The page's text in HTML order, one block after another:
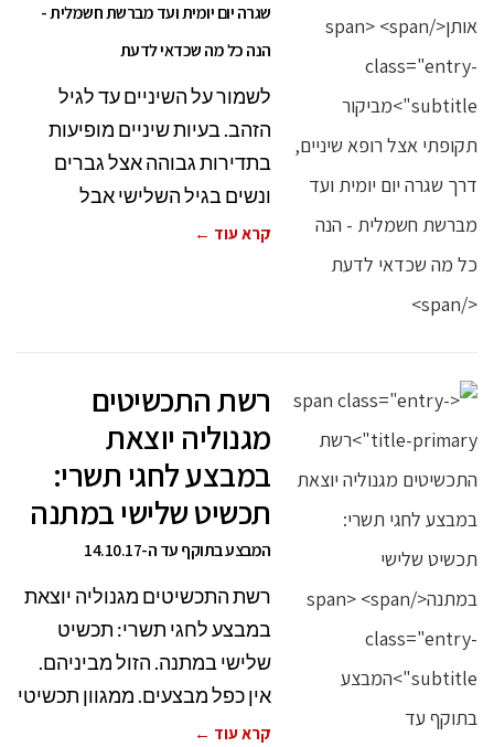
שגרה יום יומית ועד מברשת חשמלית -
הנה כל מה שכדאי לדעת
לשמור על השיניים עד לגיל
הזהב. בעיות שיניים מופיעות
בתדירות גבוהה אצל גברים
ונשים בגיל השלישי אבל
קרא עוד ←
רשת התכשיטים
מגנוליה יוצאת
במבצע לחגי תשרי:
תכשיט שלישי במתנה
המבצע בתוקף עד ה-14.10.17
רשת התכשיטים מגנוליה יוצאת
במבצע לחגי תשרי: תכשיט
שלישי במתנה. הזול מביניהם.
אין כפל מבצעים. ממגוון תכשיטי
קרא עוד ←